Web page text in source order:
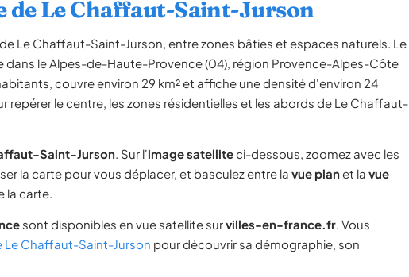
de Le Chaffaut-Saint-Jurson
Le Chaffaut-Saint-Jurson, entre zones bâties et espaces naturels. Le
le Alpes-de-Haute-Provence (04), région Provence-Alpes-Côte
couvre environ 29 km² et affiche une densité d'environ 24
repérer le centre, les zones résidentielles et les abords de Le Chaffaut-
Saint-Jurson. Sur l'image satelliteci-dessous, zoomez avec les
la carte pour vous déplacer, et basculez entre la vue planet la vue
la carte.
sont disponibles en vue satellite survilles-en-france.fr. Vous
Le Chaffaut-Saint-Jurson pour découvrir sa démographie, son